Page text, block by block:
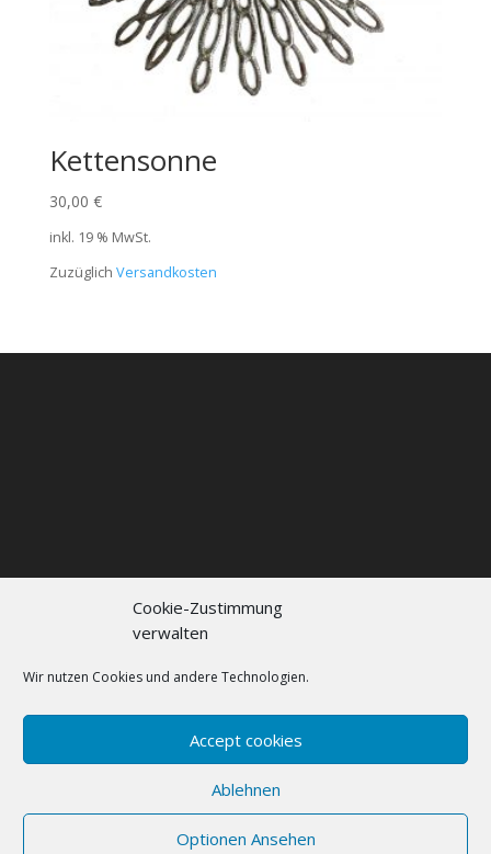
Cookie-Zustimmung
verwalten
Wir nutzen Cookies und andere Technologien.
Accept cookies
Ablehnen
Optionen Ansehen
Kettensonne
30,00 €
inkl. 19 % MwSt.
Zuzüglich Versandkosten
Kontakt
Datenschutzerklärung
Cookie policy (EU)
Elegant Themes
WordPress